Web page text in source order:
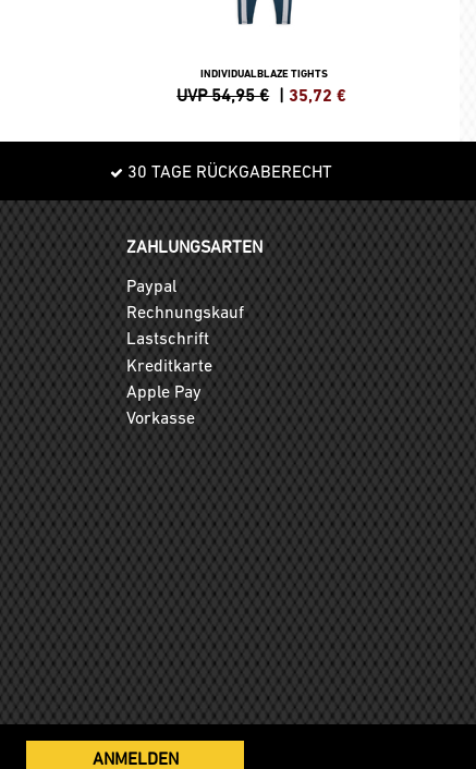
INDIVIDUALBLAZE TIGHTS
UVP 54,95 € | 35,72 €
30 TAGE RÜCKGABERECHT
ZAHLUNGSARTEN
Paypal
Rechnungskauf
Lastschrift
Kreditkarte
Apple Pay
Vorkasse
ANMELDEN